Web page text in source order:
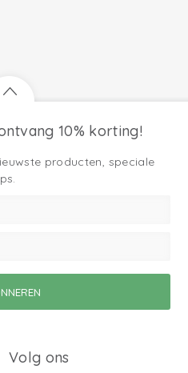
10% korting!
producten, speciale
Volg ons